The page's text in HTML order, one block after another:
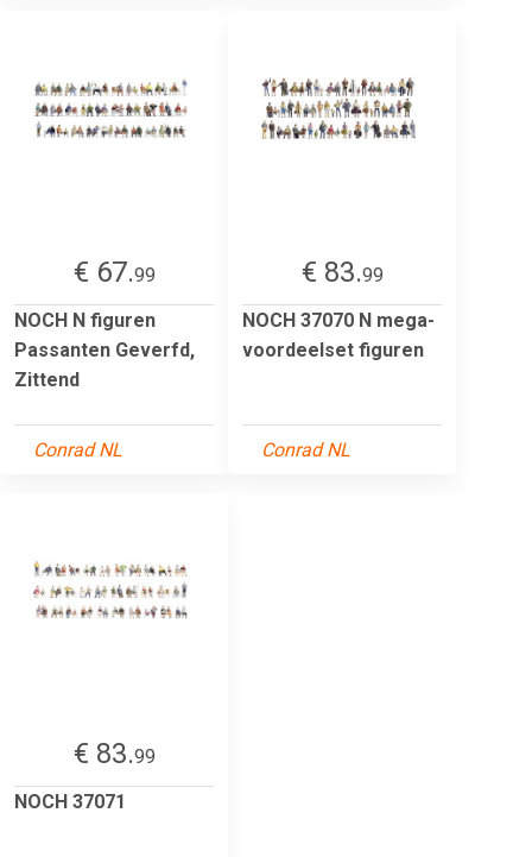
€ 67.99
NOCH N figuren
Passanten Geverfd,
Zittend
Conrad NL
€ 83.99
NOCH 37070 N mega-
voordeelset figuren
Conrad NL
€ 83.99
NOCH 37071